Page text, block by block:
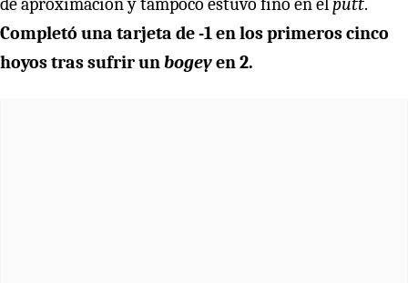
Completó una tarjeta de -1 en los primeros cinco
hoyos tras sufrir unbogeyen 2.